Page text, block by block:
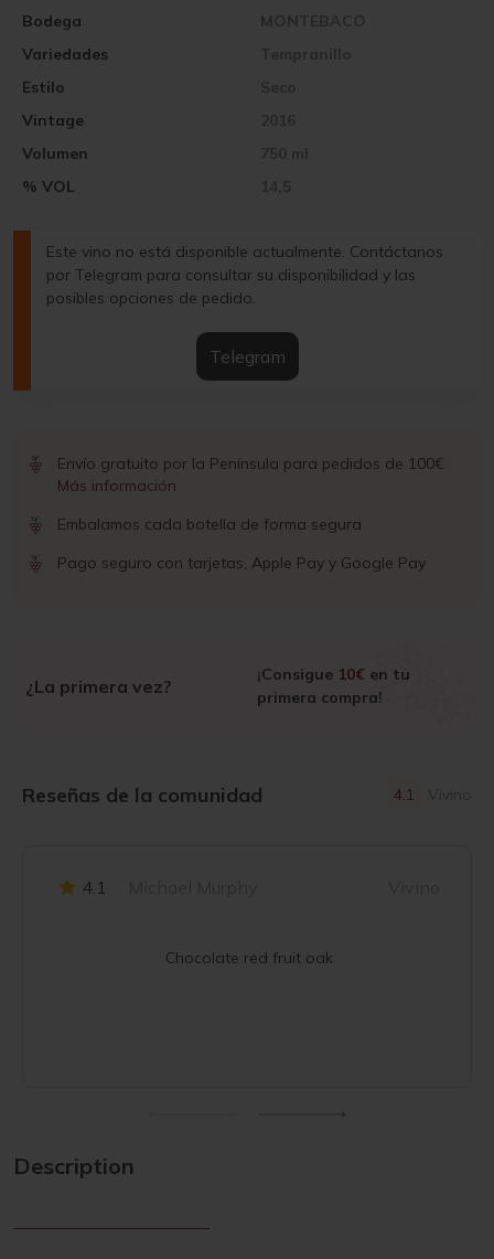
Vintage 2016
Volumen 750 ml
Bodega MONTEBACO
% VOL 14,5
Variedades Tempranillo
Estilo Seco
Este vino no está disponible actualmente. Contáctanos
por Telegram para consultar su disponibilidad y las
posibles opciones de pedido.
Telegram
Envío gratuito por la Península para pedidos de 100€
Más información
Embalamos cada botella de forma segura
Pago seguro con tarjetas, Apple Pay y Google Pay
¿La primera vez?
¡Consigue 10€ en tu
primera compra!
Reseñas de la comunidad 4.1 Vivino
4.1
Chocolate red fruit oak
Description